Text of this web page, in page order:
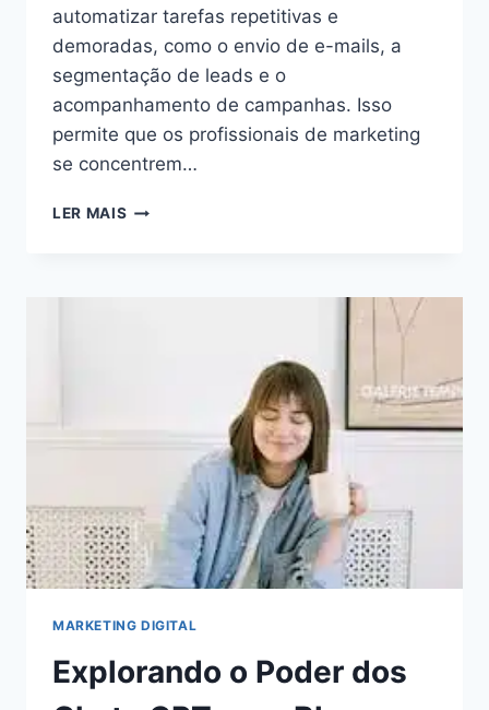
automatizar tarefas repetitivas e
demoradas, como o envio de e-mails, a
segmentação de leads e o
acompanhamento de campanhas. Isso
permite que os profissionais de marketing
se concentrem…
LER MAIS “ESTRATÉGIAS
RECEITA
MARKETING DIGITAL
Explorando o Poder dos